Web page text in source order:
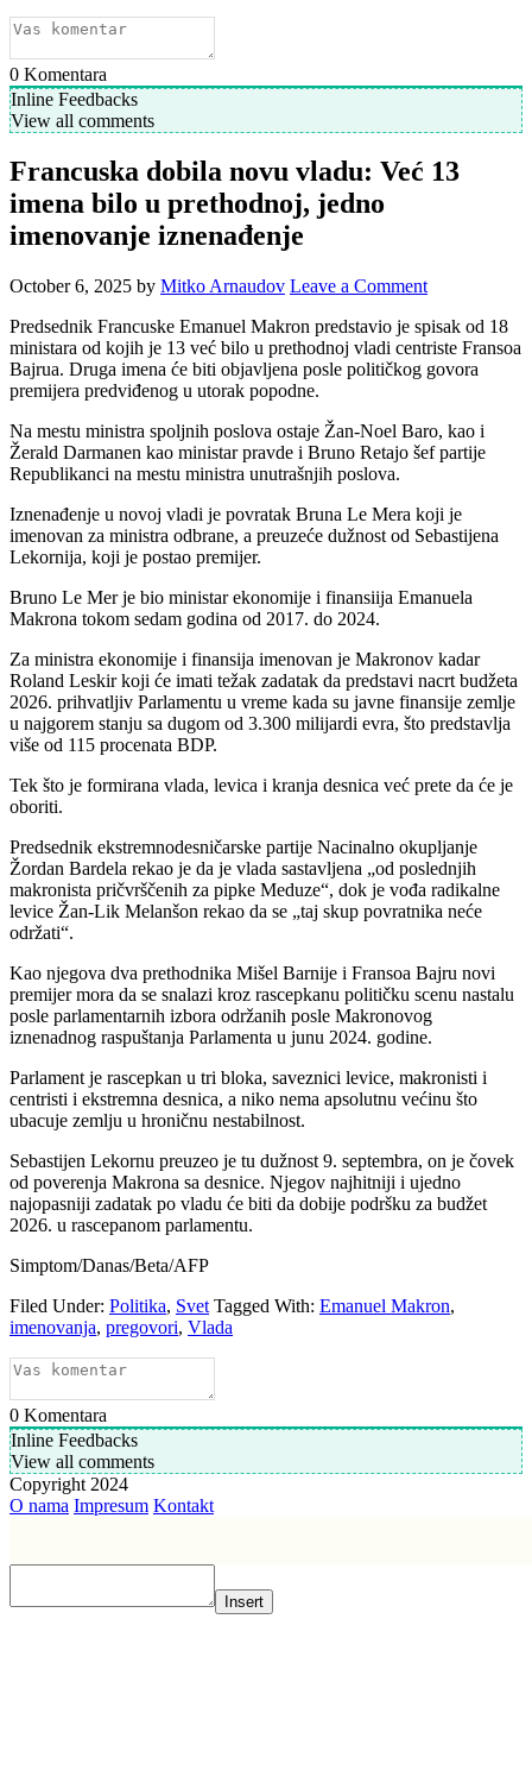
0 Komentara
Inline Feedbacks
View all comments
Francuska dobila novu vladu: Već 13
imena bilo u prethodnoj, jedno
imenovanje iznenađenje
October 6, 2025 by Mitko Arnaudov Leave a Comment
Predsednik Francuske Emanuel Makron predstavio je spisak od 18
ministara od kojih je 13 već bilo u prethodnoj vladi centriste Fransoa
Bajrua. Druga imena će biti objavljena posle političkog govora
premijera predviđenog u utorak popodne.
Na mestu ministra spoljnih poslova ostaje Žan-Noel Baro, kao i
Žerald Darmanen kao ministar pravde i Bruno Retajo šef partije
Republikanci na mestu ministra unutrašnjih poslova.
Iznenađenje u novoj vladi je povratak Bruna Le Mera koji je
imenovan za ministra odbrane, a preuzeće dužnost od Sebastijena
Lekornija, koji je postao premijer.
Bruno Le Mer je bio ministar ekonomije i finansiija Emanuela
Makrona tokom sedam godina od 2017. do 2024.
Za ministra ekonomije i finansija imenovan je Makronov kadar
Roland Leskir koji će imati težak zadatak da predstavi nacrt budžeta
2026. prihvatljiv Parlamentu u vreme kada su javne finansije zemlje
u najgorem stanju sa dugom od 3.300 milijardi evra, što predstavlja
više od 115 procenata BDP.
Tek što je formirana vlada, levica i kranja desnica već prete da će je
oboriti.
Predsednik ekstremnodesničarske partije Nacinalno okupljanje
Žordan Bardela rekao je da je vlada sastavljena „od poslednjih
makronista pričvrščenih za pipke Meduze“, dok je vođa radikalne
levice Žan-Lik Melanšon rekao da se „taj skup povratnika neće
održati“.
Kao njegova dva prethodnika Mišel Barnije i Fransoa Bajru novi
premijer mora da se snalazi kroz rascepkanu političku scenu nastalu
posle parlamentarnih izbora održanih posle Makronovog
iznenadnog raspuštanja Parlamenta u junu 2024. godine.
Parlament je rascepkan u tri bloka, saveznici levice, makronisti i
centristi i ekstremna desnica, a niko nema apsolutnu većinu što
ubacuje zemlju u hroničnu nestabilnost.
Sebastijen Lekornu preuzeo je tu dužnost 9. septembra, on je čovek
od poverenja Makrona sa desnice. Njegov najhitniji i ujedno
najopasniji zadatak po vladu će biti da dobije podršku za budžet
2026. u rascepanom parlamentu.
Simptom/Danas/Beta/AFP
Filed Under: Politika, Svet Tagged With: Emanuel Makron,
imenovanja, pregovori, Vlada
0 Komentara
Inline Feedbacks
View all comments
Copyright 2024
O nama Impresum Kontakt
Insert